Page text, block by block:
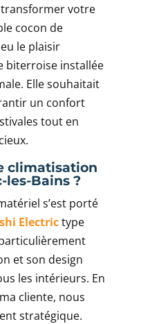
votre
cocon de
le plaisir
biterroise installée
Elle souhaitait
un confort
tout en
climatisation
les-Bains ?
s’est porté
Electrictype
et son design
les intérieurs. En
cliente, nous
stratégique.